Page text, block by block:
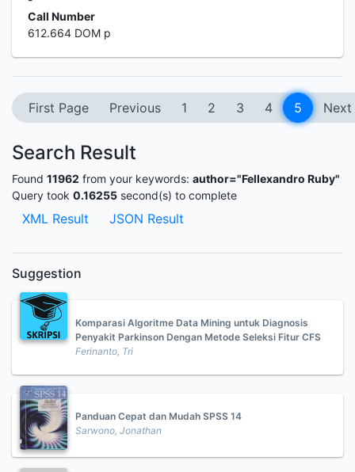
Call Number
612.664 DOM p
First Page Previous 1 2 3 4 5 Next
Search Result
Found 11962 from your keywords: author="Fellexandro Ruby"
Query took 0.16255 second(s) to complete
XML Result JSON Result
Suggestion
Komparasi Algoritme Data Mining untuk Diagnosis
Penyakit Parkinson Dengan Metode Seleksi Fitur CFS
Ferinanto, Tri
Panduan Cepat dan Mudah SPSS 14
Sarwono, Jonathan